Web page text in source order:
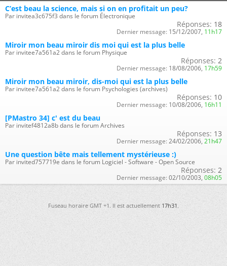
C’est beau la science, mais si on en profitait un peu?
Par invitea3c675f3 dans le forum Électronique
Réponses: 18
Dernier message: 15/12/2007, 11h17
Miroir mon beau miroir dis moi qui est la plus belle
Par invitee7a561a2 dans le forum Physique
Réponses: 2
Dernier message: 18/08/2006, 17h59
Miroir mon beau miroir, dis-moi qui est la plus belle
Par invitee7a561a2 dans le forum Psychologies (archives)
Réponses: 10
Dernier message: 10/08/2006, 16h11
[PMastro 34] c' est du beau
Par invitef4812a8b dans le forum Archives
Réponses: 13
Dernier message: 24/02/2006, 21h47
Une question bête mais tellement mystérieuse :)
Par invited757719e dans le forum Logiciel - Software - Open Source
Réponses: 2
Dernier message: 02/10/2003, 08h05
Fuseau horaire GMT +1. Il est actuellement17h31.